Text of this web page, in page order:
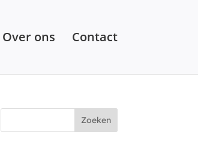
Over ons Contact